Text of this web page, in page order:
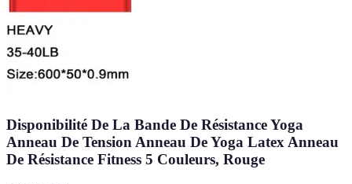
Disponibilité De La Bande De Résistance Yoga
Anneau De Tension Anneau De Yoga Latex Anneau
De Résistance Fitness 5 Couleurs, Rouge